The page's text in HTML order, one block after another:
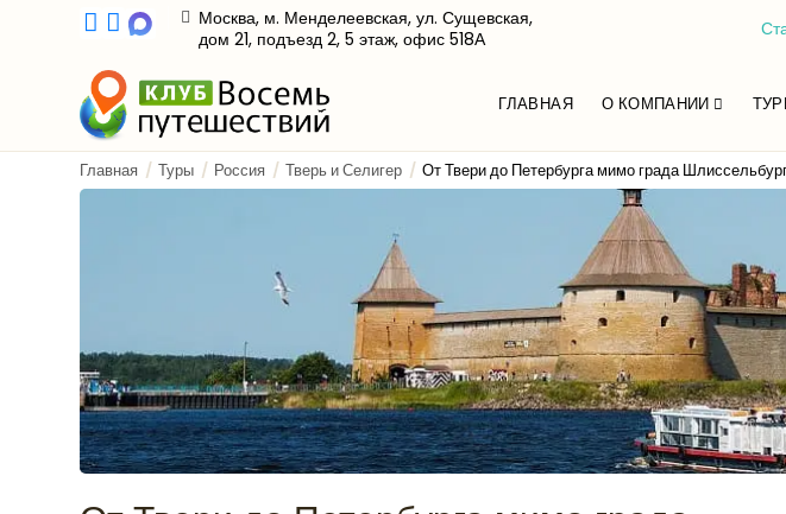
Москва, м. Менделеевская, ул. Сущевская,
дом 21, подъезд 2, 5 этаж, офис 518А
ГЛАВНАЯ О КОМПАНИИ
Главная Туры Россия Тверь и Селигер От Твери до Петербурга мимо града